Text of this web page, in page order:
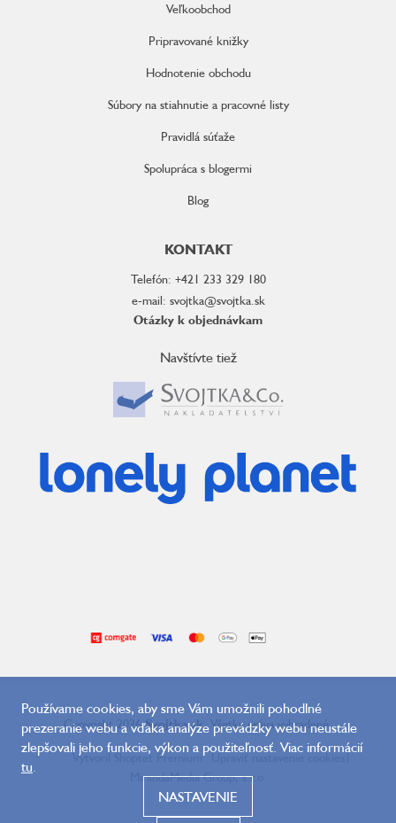
Používame cookies, aby sme Vám umožnili pohodlné
prezeranie webu a vďaka analýze prevádzky webu neustále
zlepšovali jeho funkcie, výkon a použiteľnosť. Viac informácií
tu.
NASTAVENIE
Veľkoobchod
Pripravované knižky
Hodnotenie obchodu
Súbory na stiahnutie a pracovné listy
Pravidlá súťaže
Spolupráca s blogermi
Blog
KONTAKT
Telefón: +421 233 329 180
e-mail: svojtka@svojtka.sk
Otázky k objednávkam
Navštívte tiež
Copyright 2026Svojtka.sk. Všetky práva vyhradené.
Vytvoril Shoptet Premium Upraviť nastavenie cookies|
MirandaMedia Group, s.r.o.